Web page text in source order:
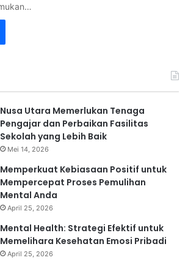
Nusa Utara Memerlukan Tenaga
Pengajar dan Perbaikan Fasilitas
Sekolah yang Lebih Baik
Mei 14, 2026
Memperkuat Kebiasaan Positif untuk
Mempercepat Proses Pemulihan
Mental Anda
April 25, 2026
Mental Health: Strategi Efektif untuk
Memelihara Kesehatan Emosi Pribadi
April 25, 2026